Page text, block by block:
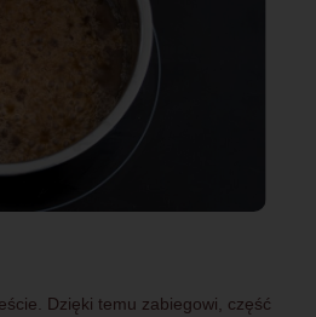
Dzięki temu zabiegowi, część